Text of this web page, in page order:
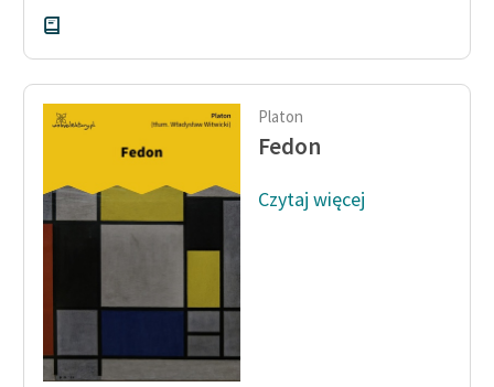
Platon
Fedon
Czytaj więcej